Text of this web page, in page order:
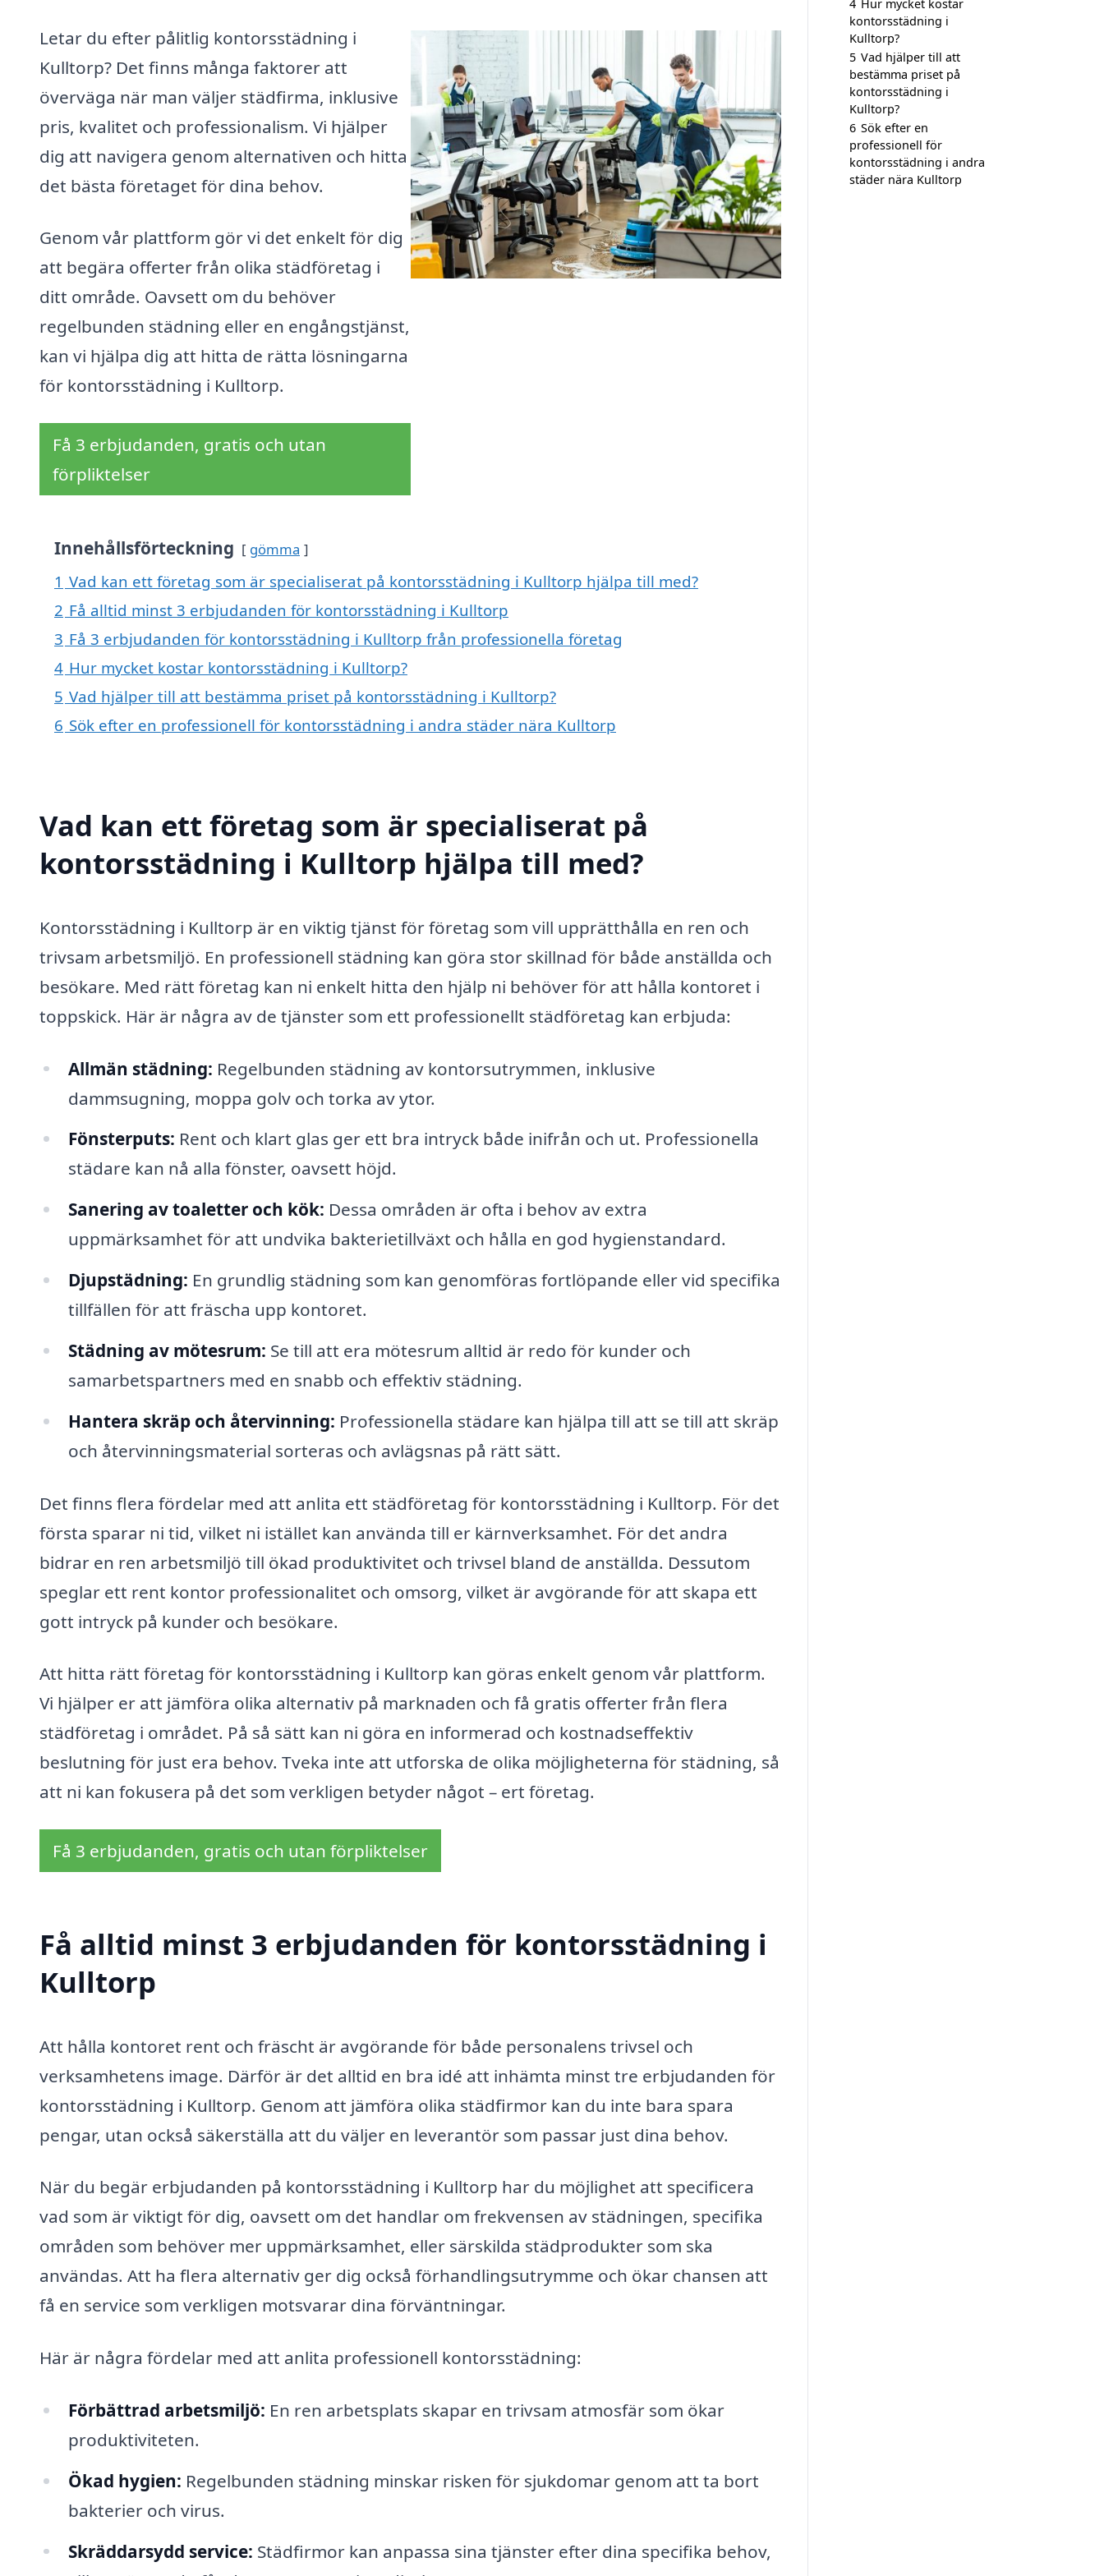
Letar du efter pålitlig kontorsstädning i
Kulltorp? Det finns många faktorer att
överväga när man väljer städfirma, inklusive
pris, kvalitet och professionalism. Vi hjälper
dig att navigera genom alternativen och hitta
det bästa företaget för dina behov.
Genom vår plattform gör vi det enkelt för dig
att begära offerter från olika städföretag i
ditt område. Oavsett om du behöver
regelbunden städning eller en engångstjänst,
kan vi hjälpa dig att hitta de rätta lösningarna
för kontorsstädning i Kulltorp.
Få 3 erbjudanden, gratis och utan
förpliktelser
Innehållsförteckning gömma
1 Vad kan ett företag som är specialiserat på kontorsstädning i Kulltorp hjälpa till med?
2 Få alltid minst 3 erbjudanden för kontorsstädning i Kulltorp
3 Få 3 erbjudanden för kontorsstädning i Kulltorp från professionella företag
4 Hur mycket kostar kontorsstädning i Kulltorp?
5 Vad hjälper till att bestämma priset på kontorsstädning i Kulltorp?
6 Sök efter en professionell för kontorsstädning i andra städer nära Kulltorp
Vad kan ett företag som är specialiserat på
kontorsstädning i Kulltorp hjälpa till med?
Kontorsstädning i Kulltorp är en viktig tjänst för företag som vill upprätthålla en ren och
trivsam arbetsmiljö. En professionell städning kan göra stor skillnad för både anställda och
besökare. Med rätt företag kan ni enkelt hitta den hjälp ni behöver för att hålla kontoret i
toppskick. Här är några av de tjänster som ett professionellt städföretag kan erbjuda:
Allmän städning: Regelbunden städning av kontorsutrymmen, inklusive
dammsugning, moppa golv och torka av ytor.
Fönsterputs: Rent och klart glas ger ett bra intryck både inifrån och ut. Professionella
städare kan nå alla fönster, oavsett höjd.
Sanering av toaletter och kök: Dessa områden är ofta i behov av extra
uppmärksamhet för att undvika bakterietillväxt och hålla en god hygienstandard.
Djupstädning: En grundlig städning som kan genomföras fortlöpande eller vid specifika
tillfällen för att fräscha upp kontoret.
Städning av mötesrum: Se till att era mötesrum alltid är redo för kunder och
samarbetspartners med en snabb och effektiv städning.
Hantera skräp och återvinning: Professionella städare kan hjälpa till att se till att skräp
och återvinningsmaterial sorteras och avlägsnas på rätt sätt.
Det finns flera fördelar med att anlita ett städföretag för kontorsstädning i Kulltorp. För det
första sparar ni tid, vilket ni istället kan använda till er kärnverksamhet. För det andra
bidrar en ren arbetsmiljö till ökad produktivitet och trivsel bland de anställda. Dessutom
speglar ett rent kontor professionalitet och omsorg, vilket är avgörande för att skapa ett
gott intryck på kunder och besökare.
Att hitta rätt företag för kontorsstädning i Kulltorp kan göras enkelt genom vår plattform.
Vi hjälper er att jämföra olika alternativ på marknaden och få gratis offerter från flera
städföretag i området. På så sätt kan ni göra en informerad och kostnadseffektiv
beslutning för just era behov. Tveka inte att utforska de olika möjligheterna för städning, så
att ni kan fokusera på det som verkligen betyder något – ert företag.
Få 3 erbjudanden, gratis och utan förpliktelser
Få alltid minst 3 erbjudanden för kontorsstädning i
Kulltorp
Att hålla kontoret rent och fräscht är avgörande för både personalens trivsel och
verksamhetens image. Därför är det alltid en bra idé att inhämta minst tre erbjudanden för
kontorsstädning i Kulltorp. Genom att jämföra olika städfirmor kan du inte bara spara
pengar, utan också säkerställa att du väljer en leverantör som passar just dina behov.
När du begär erbjudanden på kontorsstädning i Kulltorp har du möjlighet att specificera
vad som är viktigt för dig, oavsett om det handlar om frekvensen av städningen, specifika
områden som behöver mer uppmärksamhet, eller särskilda städprodukter som ska
användas. Att ha flera alternativ ger dig också förhandlingsutrymme och ökar chansen att
få en service som verkligen motsvarar dina förväntningar.
Här är några fördelar med att anlita professionell kontorsstädning:
Förbättrad arbetsmiljö: En ren arbetsplats skapar en trivsam atmosfär som ökar
produktiviteten.
Ökad hygien: Regelbunden städning minskar risken för sjukdomar genom att ta bort
bakterier och virus.
Skräddarsydd service: Städfirmor kan anpassa sina tjänster efter dina specifika behov,
4 Hur mycket kostar
kontorsstädning i
Kulltorp?
5 Vad hjälper till att
bestämma priset på
kontorsstädning i
Kulltorp?
6 Sök efter en
professionell för
kontorsstädning i andra
städer nära Kulltorp